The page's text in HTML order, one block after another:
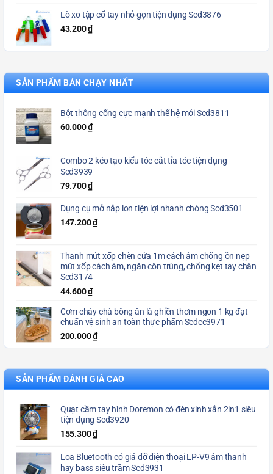
Lò xo tập cổ tay nhỏ gọn tiện dụng Scd3876
43.200₫
SẢN PHẨM BÁN CHẠY NHẤT
Bột thông cống cực mạnh thế hệ mới Scd3811
60.000₫
Combo 2 kéo tạo kiểu tóc cắt tỉa tóc tiện đụng
Scd3939
79.700₫
Dụng cụ mở nắp lon tiện lợi nhanh chóng Scd3501
147.200₫
Thanh mút xốp chèn cửa 1m cách âm chống ồn nẹp
mút xốp cách âm, ngăn côn trùng, chống kẹt tay chân
Scd3174
44.600₫
Cơm cháy chà bông ăn là ghiền thơm ngon 1 kg đạt
chuẩn vệ sinh an toàn thực phẩm Scdcc3971
200.000₫
SẢN PHẨM ĐÁNH GIÁ CAO
Quạt cầm tay hình Doremon có đèn xinh xắn 2in1 siêu
tiện dụng Scd3920
155.300₫
Loa Bluetooth có giá đỡ điện thoại LP-V9 âm thanh
hay bass siêu trầm Scd3931